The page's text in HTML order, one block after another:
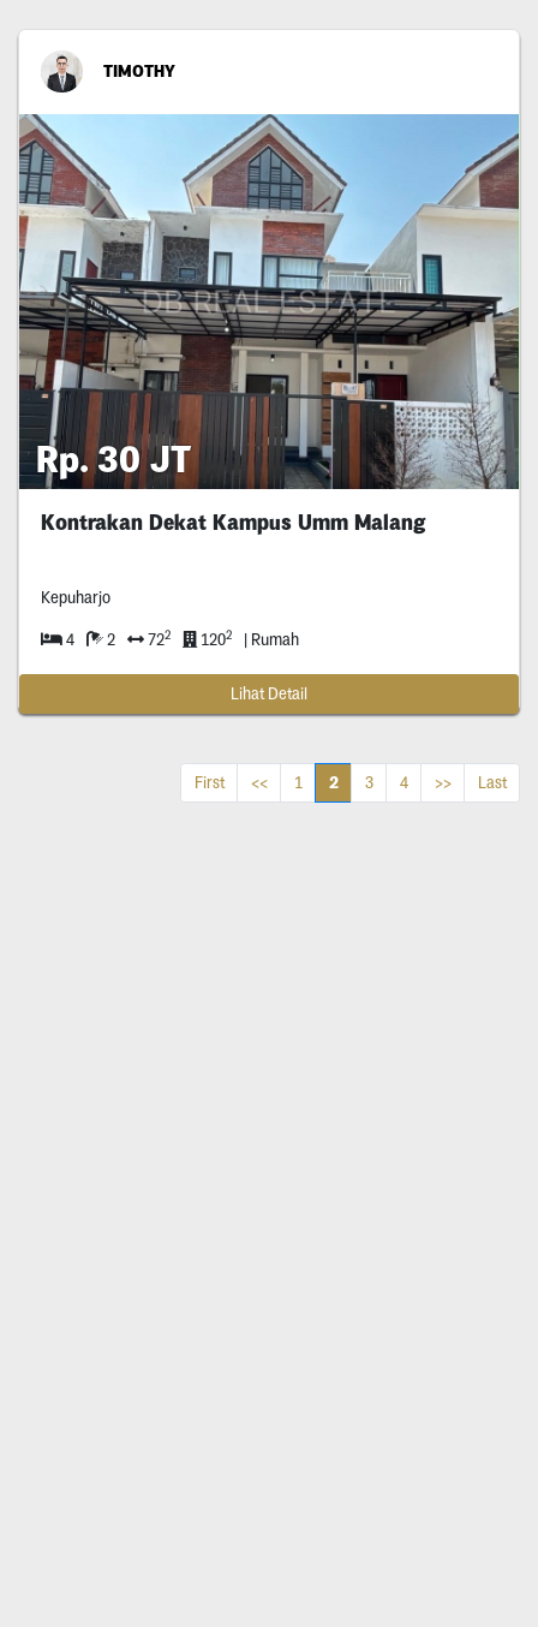
TIMOTHY
Rp. 30 JT
Kontrakan Dekat Kampus Umm Malang
Kepuharjo
4 2 722 1202 | Rumah
Lihat Detail
First << 1 2 3 4 >> Last